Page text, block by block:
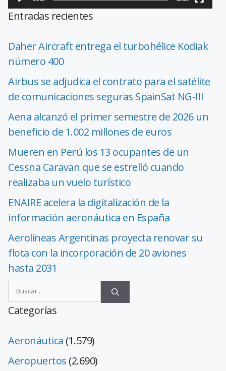
Entradas recientes
Daher Aircraft entrega el turbohélice Kodiak
número 400
Airbus se adjudica el contrato para el satélite
de comunicaciones seguras SpainSat NG-III
Aena alcanzó el primer semestre de 2026 un
beneficio de 1.002 millones de euros
Mueren en Perú los 13 ocupantes de un
Cessna Caravan que se estrelló cuando
realizaba un vuelo turístico
ENAIRE acelera la digitalización de la
información aeronáutica en España
Aerolíneas Argentinas proyecta renovar su
flota con la incorporación de 20 aviones
hasta 2031
Categorías
Aeronáutica (1.579)
Aeropuertos (2.690)